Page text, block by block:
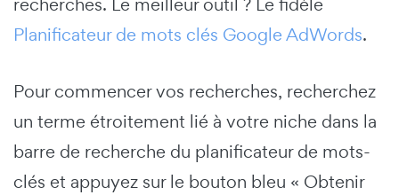
recherches. Le meilleur outil ? Le fidèle
Planificateur de mots clés Google AdWords.
Pour commencer vos recherches, recherchez
un terme étroitement lié à votre niche dans la
barre de recherche du planificateur de mots-
clés et appuyez sur le bouton bleu « Obtenir